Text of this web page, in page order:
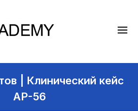
| Клинический кейс
AP-56